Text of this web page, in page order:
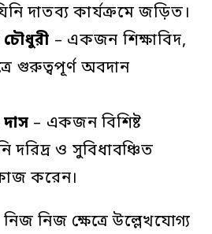
দাতব্য কার্যক্রমে জড়িত।
চৌধুরী – একজন শিক্ষাবিদ,
গুরুত্বপূর্ণ অবদান
দাস – একজন বিশিষ্ট
দরিদ্র ও সুবিধাবঞ্চিত
করেন।
নিজ ক্ষেত্রে উল্লেখযোগ্য